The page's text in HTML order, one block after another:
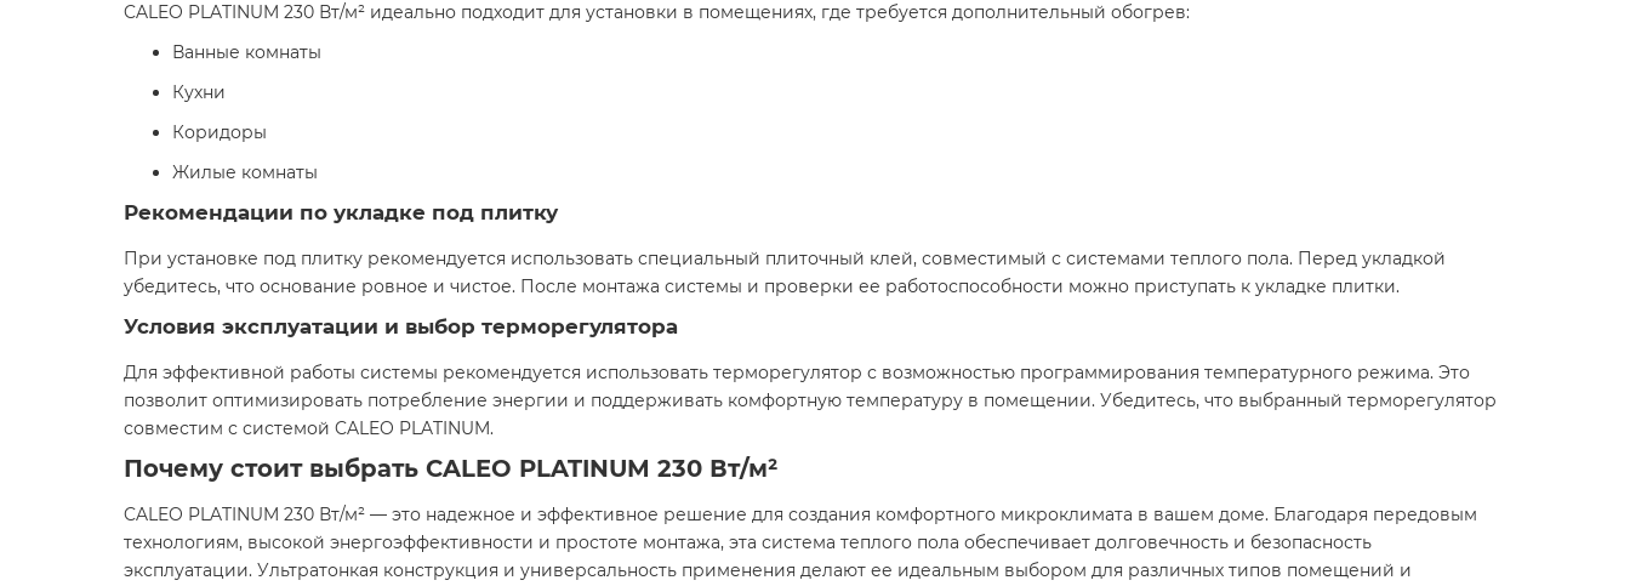
CALEO PLATINUM 230 Вт/м² идеально подходит для установки в помещениях, где требуется дополнительный обогрев:​
Ванные комнаты
Кухни
Коридоры
Жилые комнаты​
Рекомендации по укладке под плитку
При установке под плитку рекомендуется использовать специальный плиточный клей, совместимый с системами теплого пола. Перед укладкой
убедитесь, что основание ровное и чистое. После монтажа системы и проверки ее работоспособности можно приступать к укладке плитки.​
Условия эксплуатации и выбор терморегулятора
Для эффективной работы системы рекомендуется использовать терморегулятор с возможностью программирования температурного режима. Это
позволит оптимизировать потребление энергии и поддерживать комфортную температуру в помещении. Убедитесь, что выбранный терморегулятор
совместим с системой CALEO PLATINUM.​
Почему стоит выбрать CALEO PLATINUM 230 Вт/м²
CALEO PLATINUM 230 Вт/м² — это надежное и эффективное решение для создания комфортного микроклимата в вашем доме. Благодаря передовым
технологиям, высокой энергоэффективности и простоте монтажа, эта система теплого пола обеспечивает долговечность и безопасность
эксплуатации. Ультратонкая конструкция и универсальность применения делают ее идеальным выбором для различных типов помещений и